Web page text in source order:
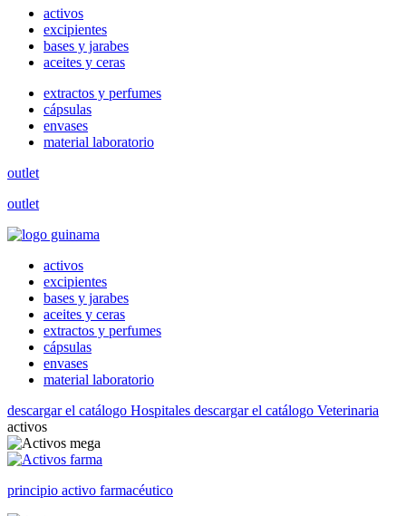
activos
excipientes
bases y jarabes
aceites y ceras
extractos y perfumes
cápsulas
envases
material laboratorio
outlet
outlet
activos
excipientes
bases y jarabes
aceites y ceras
extractos y perfumes
cápsulas
envases
material laboratorio
descargar el catálogo Hospitales descargar el catálogo Veterinaria
activos
principio activo farmacéutico